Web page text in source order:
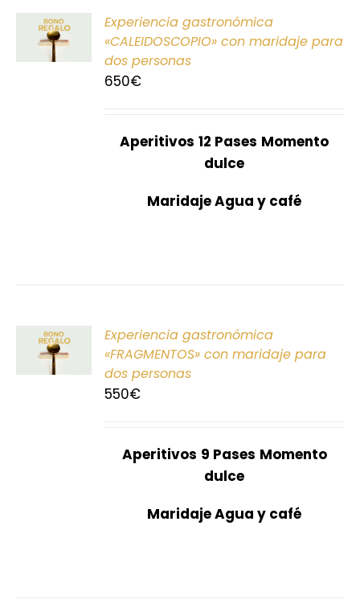
Experiencia gastronómica
«CALEIDOSCOPIO» con maridaje para
dos personas
650€
Aperitivos 12 Pases Momento
dulce
Maridaje Agua y café
Experiencia gastronómica
«FRAGMENTOS» con maridaje para
dos personas
550€
Aperitivos 9 Pases Momento
dulce
Maridaje Agua y café